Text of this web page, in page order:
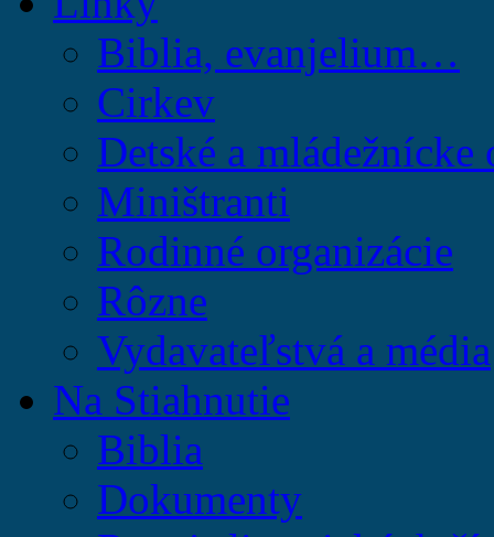
Biblia, evanjelium…
Cirkev
Detské a mládežnícke
Miništranti
Rodinné organizácie
Rôzne
Vydavateľstvá a média
Na Stiahnutie
Biblia
Dokumenty